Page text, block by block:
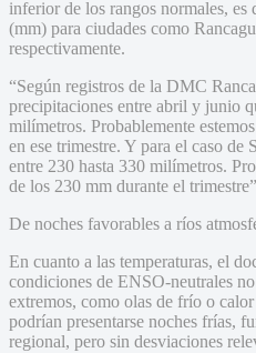
inferior de los rangos normales,
(mm) para ciudades como
respectivamente.
“Según registros de la DMC
precipitaciones entre abril y junio
milímetros. Probablemente
en ese trimestre. Y para el caso de
entre 230 hasta 330 milímetros.
de los 230 mm durante el
De noches favorables a ríos
En cuanto a las temperaturas, el
condiciones de ENSO-neutrales
extremos, como olas de frío o
podrían presentarse noches frías,
regional, pero sin desviaciones